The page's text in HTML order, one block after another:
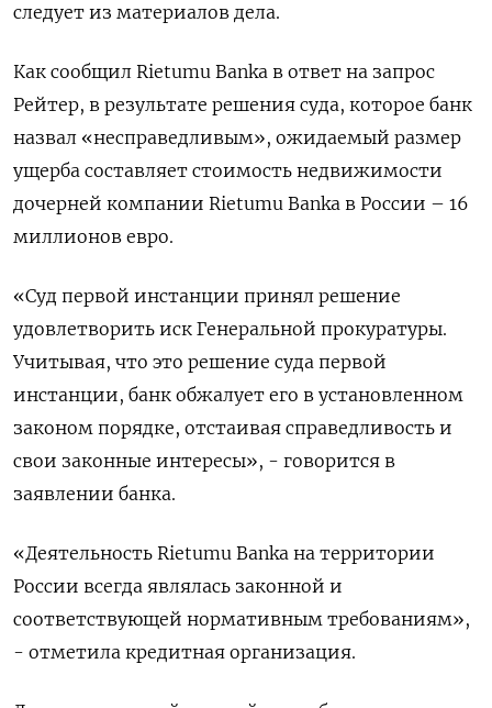
следует из материалов дела.
Как сообщил Rietumu Banka в ответ на запрос
Рейтер, в результате решения суда, которое банк
назвал «несправедливым», ожидаемый размер
ущерба составляет стоимость недвижимости
дочерней компании Rietumu Banka в России – 16
миллионов евро.
«Суд первой инстанции принял решение
удовлетворить иск Генеральной прокуратуры.
Учитывая, что это решение суда первой
инстанции, банк обжалует его в установленном
законом порядке, отстаивая справедливость и
свои законные интересы», - говорится в
заявлении банка.
«Деятельность Rietumu Banka на территории
России всегда являлась законной и
соответствующей нормативным требованиям»,
- отметила кредитная организация.